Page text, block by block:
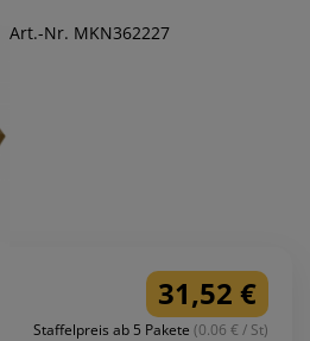
Art.-Nr. MKN362227
31,52 €
Staffelpreis ab 5 Pakete (0.06 € / St)